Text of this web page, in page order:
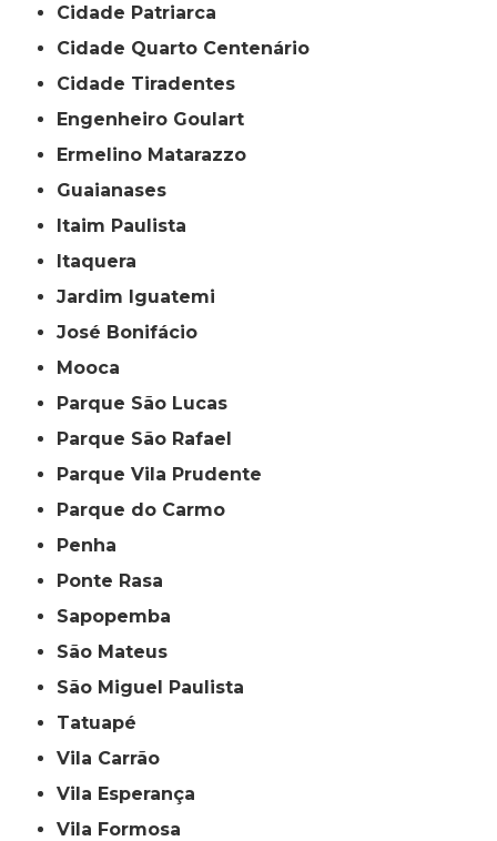
Cidade Patriarca
Cidade Quarto Centenário
Cidade Tiradentes
Engenheiro Goulart
Ermelino Matarazzo
Guaianases
Itaim Paulista
Itaquera
Jardim Iguatemi
José Bonifácio
Mooca
Parque São Lucas
Parque São Rafael
Parque Vila Prudente
Parque do Carmo
Penha
Ponte Rasa
Sapopemba
São Mateus
São Miguel Paulista
Tatuapé
Vila Carrão
Vila Esperança
Vila Formosa